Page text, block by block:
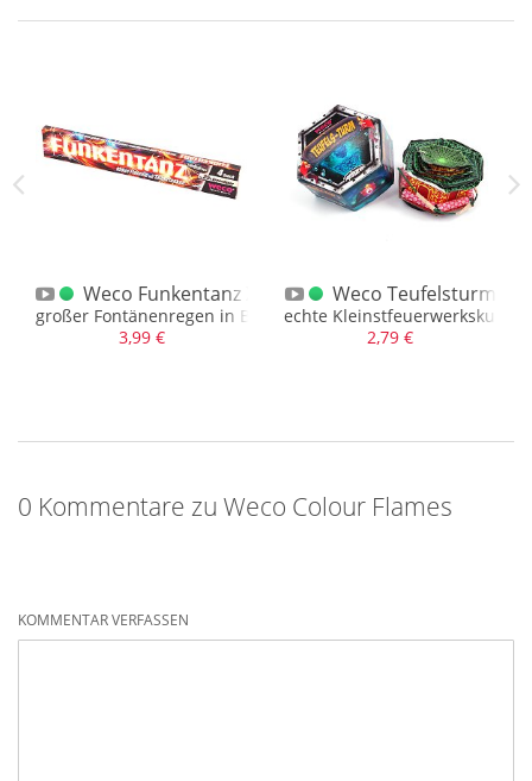
5 x 10
unterschiedliche Designs
Weco Funkentanz XXL
großer Fontänenregen in Blau mit Verwandlung zu
3,99 €
Weco Teufelsturm
echte Kleinstfeuerwerkskunst
2,79 €
0 Kommentare zu Weco Colour Flames
KOMMENTAR VERFASSEN